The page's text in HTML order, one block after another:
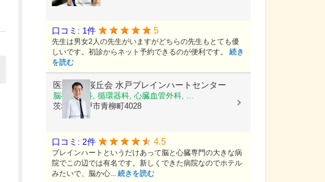
口コミ: 1件 5
先生は男女2人の先生がいますがどちらの先生もとても優
しいです。初診からネット予約できるのが便利です。 続き
を読む
医療法人桜丘会 水戸ブレインハートセンター
脳神経外科, 循環器科, 心臓血管外科, ...
茨城県水戸市青柳町4028
口コミ: 2件 4.5
ブレインハートというだけあって脳と心臓専門の大きな病
院でこの辺では有名です。新しくできた病院なのでホテル
みたいで、脳か心... 続きを読む